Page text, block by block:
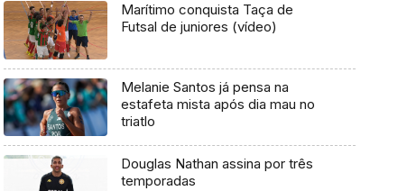
Marítimo conquista Taça de
Futsal de juniores (vídeo)
Melanie Santos já pensa na
estafeta mista após dia mau no
triatlo
Douglas Nathan assina por três
temporadas